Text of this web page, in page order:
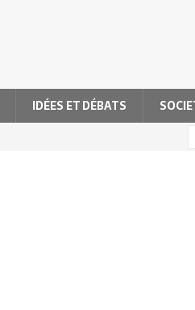
IDÉES ET DÉBATS